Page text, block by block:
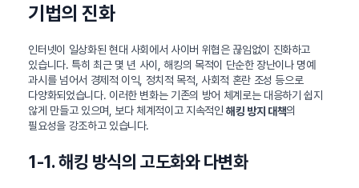
기법의 진화
인터넷이 일상화된 현대 사회에서 사이버 위협은 끊임없이 진화하고
있습니다. 특히 최근 몇 년 사이, 해킹의 목적이 단순한 장난이나 명예
과시를 넘어서 경제적 이익, 정치적 목적, 사회적 혼란 조성 등으로
다양화되었습니다. 이러한 변화는 기존의 방어 체계로는 대응하기 쉽지
않게 만들고 있으며, 보다 체계적이고 지속적인해킹 방지 대책의
필요성을 강조하고 있습니다.
1-1. 해킹 방식의 고도화와 다변화